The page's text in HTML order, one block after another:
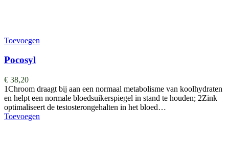
Toevoegen
Pocosyl
€ 38,20
1Chroom draagt bij aan een normaal metabolisme van koolhydraten
en helpt een normale bloedsuikerspiegel in stand te houden; 2Zink
optimaliseert de testosterongehalten in het bloed…
Toevoegen